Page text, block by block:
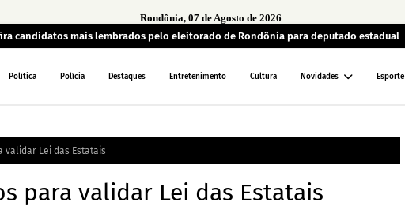
Rondônia, 07 de Agosto de 2026
candidatos mais lembrados pelo eleitorado de Rondônia para deputado estadual
Política Polícia Destaques Entretenimento Cultura Novidades Esporte
validar Lei das Estatais
para validar Lei das Estatais